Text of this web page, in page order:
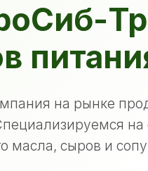
на рынке
на
масла, сыров и